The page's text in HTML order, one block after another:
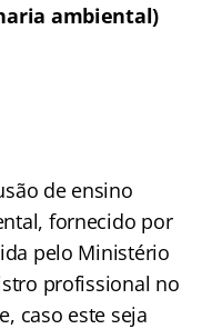
ambiental)
de ensino
fornecido por
pelo Ministério
profissional no
caso este seja